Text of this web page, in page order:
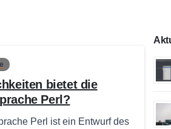
bietet die
Perl?
Perl ist ein Entwurf des